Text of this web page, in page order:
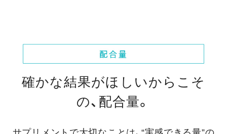
確かな結果がほしいからこそ
の、配合量。